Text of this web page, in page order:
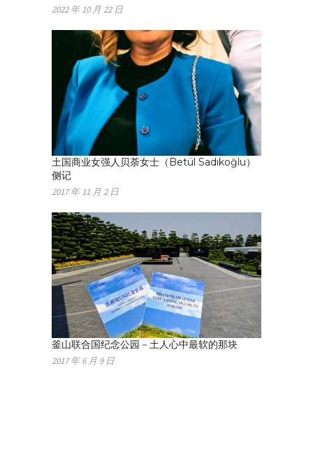
2022 年 10 月 22 日
土国商业女强人贝荼女士（Betül Sadıkoğlu）
侧记
2017 年 11 月 2 日
釜山联合国纪念公园－土人心中最软的那块
2017 年 6 月 9 日